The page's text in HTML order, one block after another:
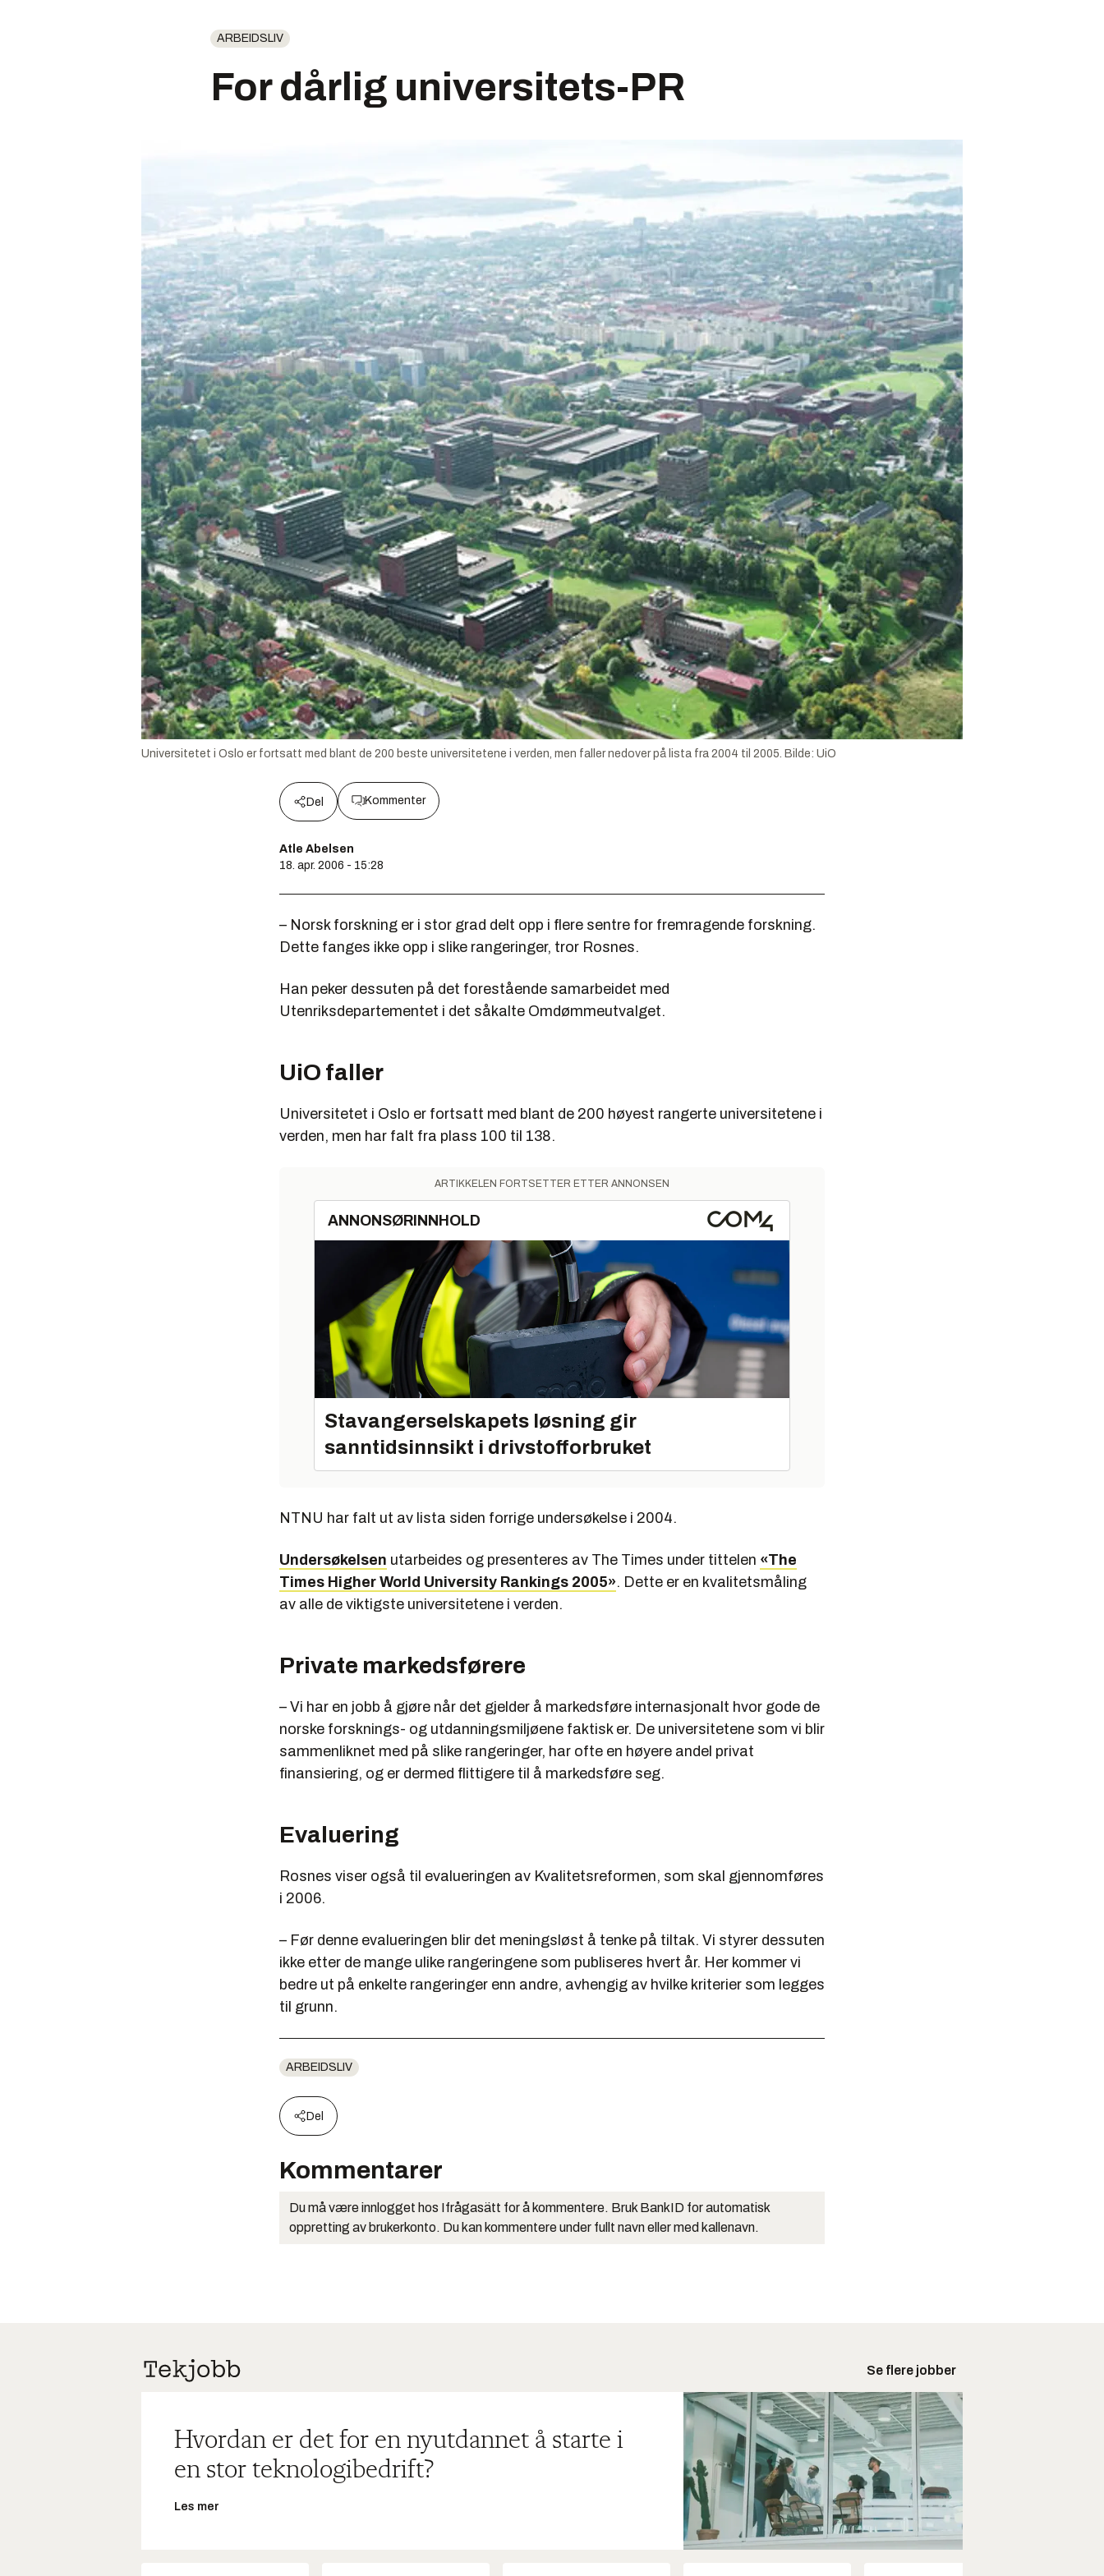
ARBEIDSLIV
For dårlig universitets-PR
Universitetet i Oslo er fortsatt med blant de 200 beste universitetene i verden, men faller nedover på lista fra 2004 til 2005. Bilde: UiO
Del Kommenter
Atle Abelsen
18. apr. 2006 - 15:28
– Norsk forskning er i stor grad delt opp i flere sentre for fremragende forskning.
Dette fanges ikke opp i slike rangeringer, tror Rosnes.
Han peker dessuten på det forestående samarbeidet med
Utenriksdepartementet i det såkalte Omdømmeutvalget.
UiO faller
Universitetet i Oslo er fortsatt med blant de 200 høyest rangerte universitetene i
verden, men har falt fra plass 100 til 138.
ARTIKKELEN FORTSETTER ETTER ANNONSEN
ANNONSØRINNHOLD
Stavangerselskapets løsning gir
sanntidsinnsikt i drivstofforbruket
NTNU har falt ut av lista siden forrige undersøkelse i 2004.
Undersøkelsen utarbeides og presenteres av The Times under tittelen «The
Times Higher World University Rankings 2005». Dette er en kvalitetsmåling
av alle de viktigste universitetene i verden.
Private markedsførere
– Vi har en jobb å gjøre når det gjelder å markedsføre internasjonalt hvor gode de
norske forsknings- og utdanningsmiljøene faktisk er. De universitetene som vi blir
sammenliknet med på slike rangeringer, har ofte en høyere andel privat
finansiering, og er dermed flittigere til å markedsføre seg.
Evaluering
Rosnes viser også til evalueringen av Kvalitetsreformen, som skal gjennomføres
i 2006.
– Før denne evalueringen blir det meningsløst å tenke på tiltak. Vi styrer dessuten
ikke etter de mange ulike rangeringene som publiseres hvert år. Her kommer vi
bedre ut på enkelte rangeringer enn andre, avhengig av hvilke kriterier som legges
til grunn.
ARBEIDSLIV
Del
Kommentarer
Du må være innlogget hos Ifrågasätt for å kommentere. Bruk BankID for automatisk
oppretting av brukerkonto. Du kan kommentere under fullt navn eller med kallenavn.
Se flere jobber
Hvordan er det for en nyutdannet å starte i
en stor teknologibedrift?
Les mer